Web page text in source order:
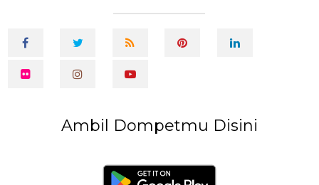
Ambil Dompetmu Disini